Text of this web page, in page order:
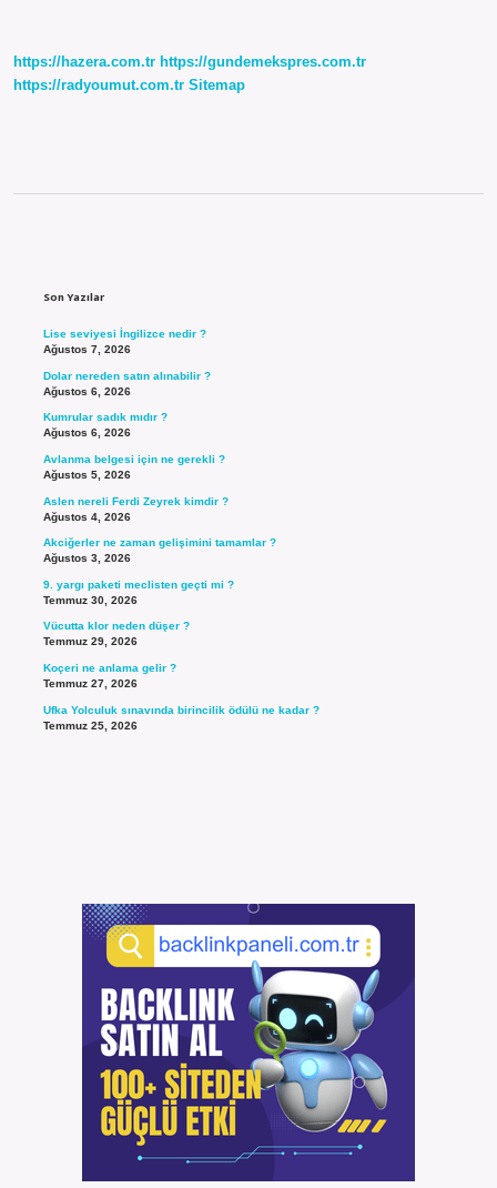
https://hazera.com.tr https://gundemekspres.com.tr
https://radyoumut.com.tr Sitemap
Son Yazılar
Lise seviyesi İngilizce nedir ?
Ağustos 7, 2026
Dolar nereden satın alınabilir ?
Ağustos 6, 2026
Kumrular sadık mıdır ?
Ağustos 6, 2026
Avlanma belgesi için ne gerekli ?
Ağustos 5, 2026
Aslen nereli Ferdi Zeyrek kimdir ?
Ağustos 4, 2026
Akciğerler ne zaman gelişimini tamamlar ?
Ağustos 3, 2026
9. yargı paketi meclisten geçti mi ?
Temmuz 30, 2026
Vücutta klor neden düşer ?
Temmuz 29, 2026
Koçeri ne anlama gelir ?
Temmuz 27, 2026
Ufka Yolculuk sınavında birincilik ödülü ne kadar ?
Temmuz 25, 2026